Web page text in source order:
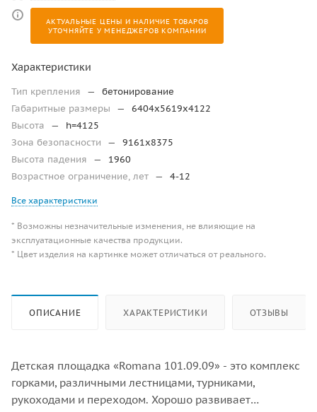
АКТУАЛЬНЫЕ ЦЕНЫ И НАЛИЧИЕ ТОВАРОВ
УТОЧНЯЙТЕ У МЕНЕДЖЕРОВ КОМПАНИИ
Характеристики
Тип крепления —
бетонирование
Габаритные размеры
—
6404х5619х4122
Высота
—
h=4125
Зона безопасности
—
9161х8375
Высота падения
—
1960
Возрастное ограничение, лет — 4-12
Все характеристики
* Возможны незначительные изменения, не влияющие на
эксплуатационные качества продукции.
* Цвет изделия на картинке может отличаться от реального.
ОПИСАНИЕ ХАРАКТЕРИСТИКИ ОТЗЫВЫ
Детская площадка «Romana 101.09.09» - это комплекс
горками, различными лестницами, турниками,
рукоходами и переходом. Хорошо развивает